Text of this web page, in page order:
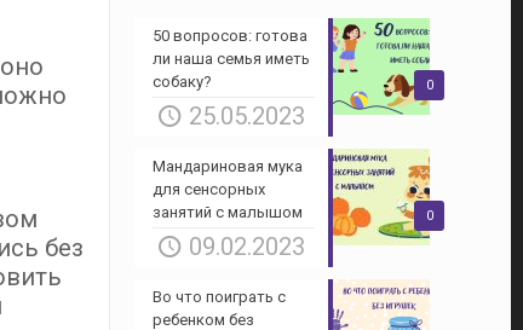
без
0
50 вопросов: готова
ли наша семья иметь
собаку?
25.05.2023
0
Мандариновая мука
для сенсорных
занятий с малышом
09.02.2023
Во что поиграть с
ребенком без